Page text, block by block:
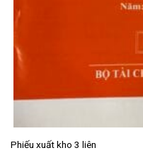
Phiếu xuất kho 3 liên